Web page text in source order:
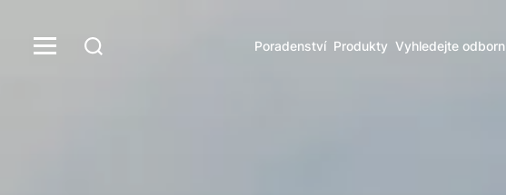
Poradenství Produkty Vyhledejte